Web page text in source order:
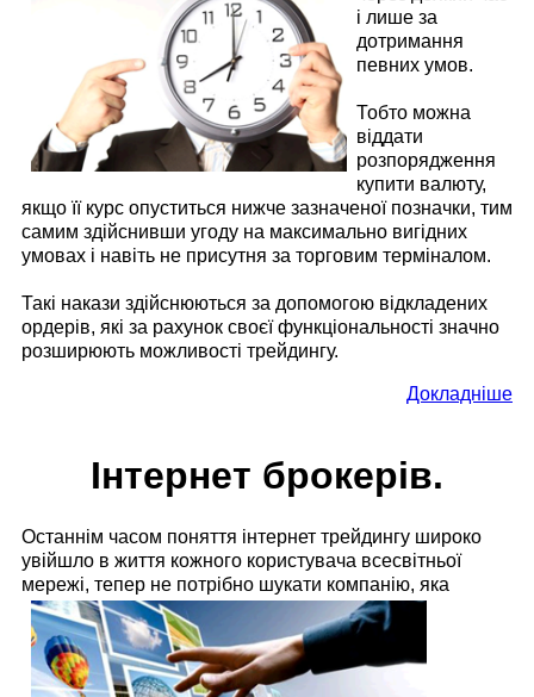
і лише за
дотримання
певних умов.
Тобто можна
віддати
розпорядження
купити валюту,
якщо її курс опуститься нижче зазначеної позначки, тим
самим здійснивши угоду на максимально вигідних
умовах і навіть не присутня за торговим терміналом.
Такі накази здійснюються за допомогою відкладених
ордерів, які за рахунок своєї функціональності значно
розширюють можливості трейдингу.
Докладніше
Інтернет брокерів.
Останнім часом поняття інтернет трейдингу широко
увійшло в життя кожного користувача всесвітньої
мережі, тепер не потрібно шукати компанію, яка